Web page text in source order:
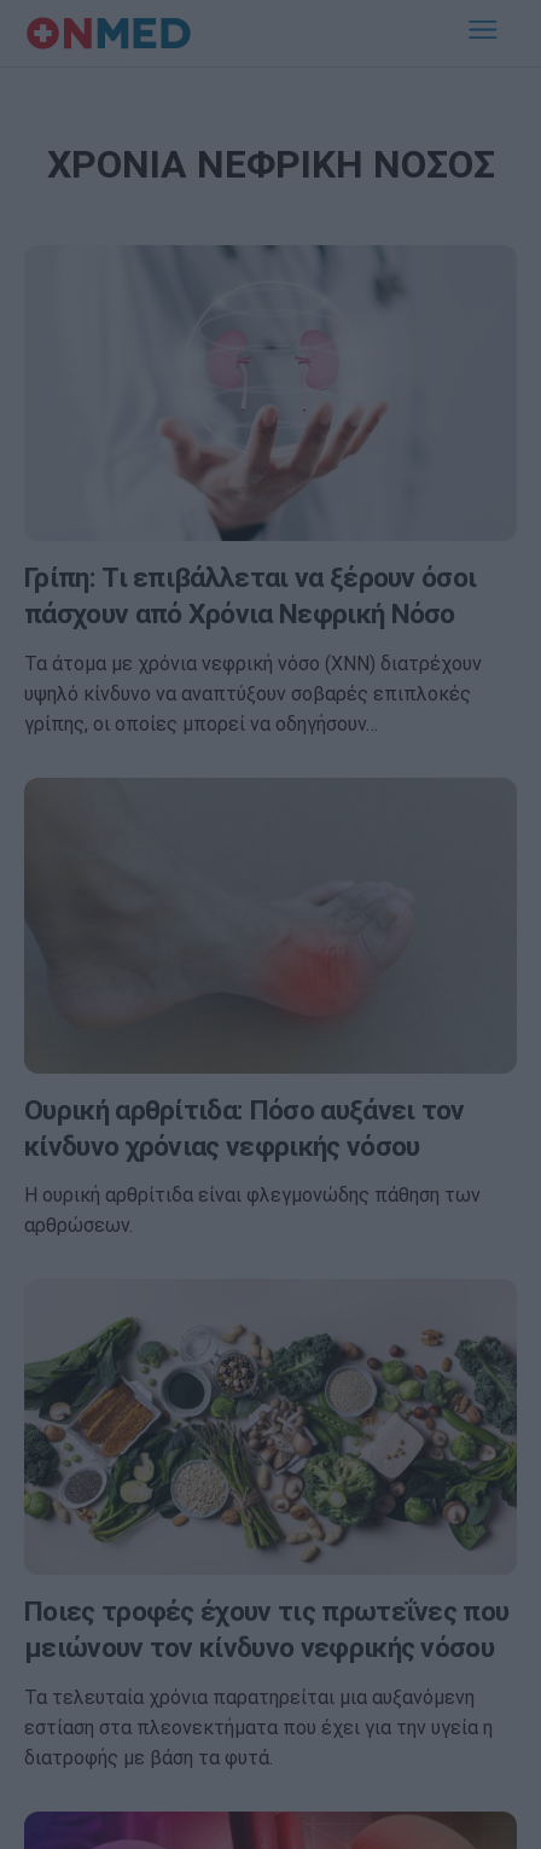
ΧΡΟΝΙΑ ΝΕΦΡΙΚΗ ΝΟΣΟΣ
Γρίπη: Τι επιβάλλεται να ξέρουν όσοι
πάσχουν από Χρόνια Νεφρική Νόσο
Τα άτομα με χρόνια νεφρική νόσο (ΧΝΝ) διατρέχουν
υψηλό κίνδυνο να αναπτύξουν σοβαρές επιπλοκές
γρίπης, οι οποίες μπορεί να οδηγήσουν…
Ουρική αρθρίτιδα: Πόσο αυξάνει τον
κίνδυνο χρόνιας νεφρικής νόσου
Η ουρική αρθρίτιδα είναι φλεγμονώδης πάθηση των
αρθρώσεων.
Ποιες τροφές έχουν τις πρωτεΐνες που
μειώνουν τον κίνδυνο νεφρικής νόσου
Τα τελευταία χρόνια παρατηρείται μια αυξανόμενη
εστίαση στα πλεονεκτήματα που έχει για την υγεία η
διατροφής με βάση τα φυτά.